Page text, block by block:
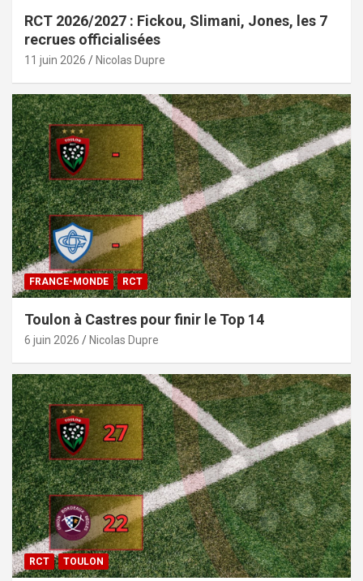
RCT 2026/2027 : Fickou, Slimani, Jones, les 7
recrues officialisées
11 juin 2026 Nicolas Dupre
FRANCE-MONDE RCT
Toulon à Castres pour finir le Top 14
6 juin 2026 Nicolas Dupre
RCT TOULON